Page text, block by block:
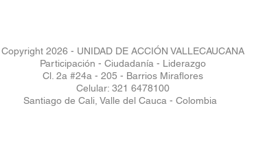
Copyright 2026 - UNIDAD DE ACCIÓN VALLECAUCANA
Participación - Ciudadanía - Liderazgo
Cl. 2a #24a - 205 - Barrios Miraflores
Celular: 321 6478100
Santiago de Cali, Valle del Cauca - Colombia